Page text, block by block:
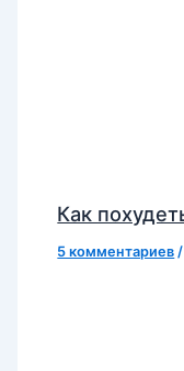
Как
5 комментариев